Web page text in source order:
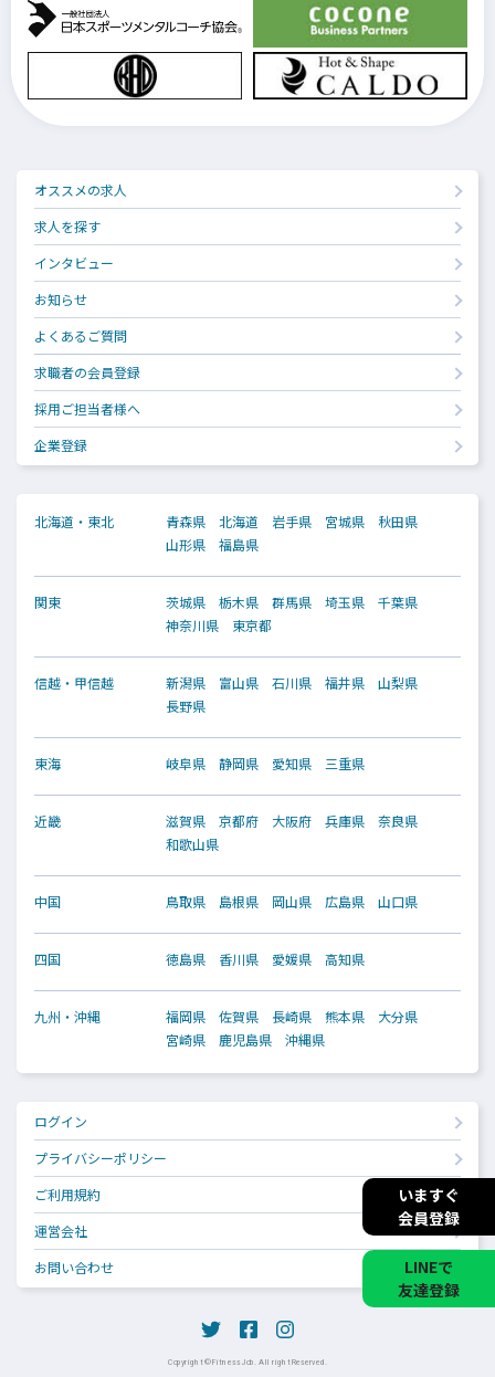
いますぐ
会員登録
LINEで
友達登録
オススメの求人
求人を探す
インタビュー
お知らせ
よくあるご質問
求職者の会員登録
採用ご担当者様へ
企業登録
北海道・東北 青森県 北海道 岩手県 宮城県
秋田県
山形県
福島県
関東 茨城県 栃木県 群馬県 埼玉県
千葉県
神奈川県
東京都
信越・甲信越 新潟県 富山県 石川県 福井県
山梨県
長野県
東海 岐阜県 静岡県 愛知県 三重県
近畿 滋賀県 京都府 大阪府 兵庫県
奈良県
和歌山県
中国 鳥取県 島根県 岡山県 広島県 山口県
四国 徳島県 香川県 愛媛県 高知県
九州・沖縄 福岡県 佐賀県 長崎県 熊本県
大分県
宮崎県
鹿児島県 沖縄県
ログイン
プライバシーポリシー
ご利用規約
運営会社
お問い合わせ
Copyright © Fitness Job. All right Reserved.